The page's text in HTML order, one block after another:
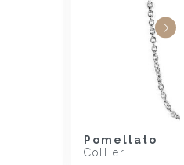
Pomellato
Collier